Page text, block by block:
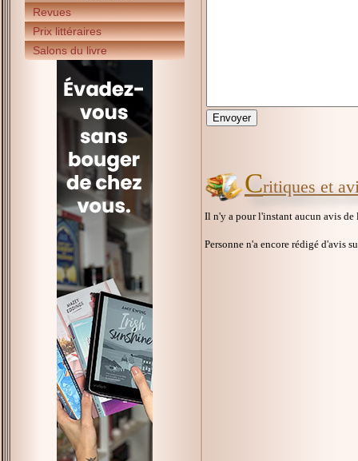
Revues
Prix littéraires
Salons du livre
Critiques et
Il n'y a pour l'instant aucun avis
Personne n'a encore rédigé d'avis